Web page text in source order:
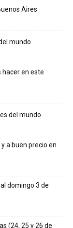
Aires
mundo
hacer en este
del mundo
a buen precio en
domingo 3 de
(24, 25 y 26 de